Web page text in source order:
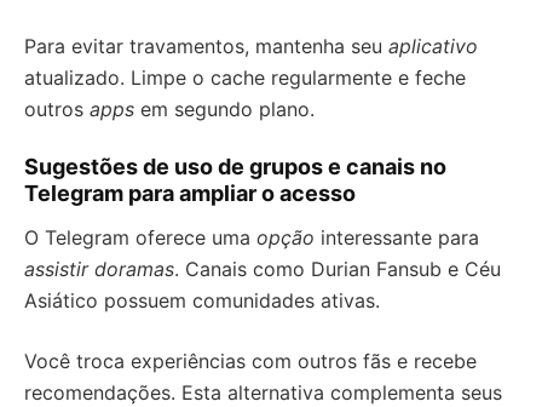
Para evitar travamentos, mantenha seu aplicativo
atualizado. Limpe o cache regularmente e feche
outros apps em segundo plano.
Sugestões de uso de grupos e canais no
Telegram para ampliar o acesso
O Telegram oferece uma opção interessante para
assistir doramas. Canais como Durian Fansub e Céu
Asiático possuem comunidades ativas.
Você troca experiências com outros fãs e recebe
recomendações. Esta alternativa complementa seus